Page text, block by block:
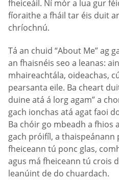
fheiceáil. Ní mór a lua gur
fíoraithe a fháil tar éis duit
chríochnú.
Tá an chuid “About Me” ag
an fhaisnéis seo a leanas:
mhaireachtála, oideachas,
pearsanta eile. Ba cheart
duine atá á lorg agam” a
gach ionchas atá agat faoi
Ba chóir go mbeadh a fhios
gach próifíl, a thaispeánann
fheiceann tú ponc glas,
agus má fheiceann tú crois
leanúint de do chuardach.